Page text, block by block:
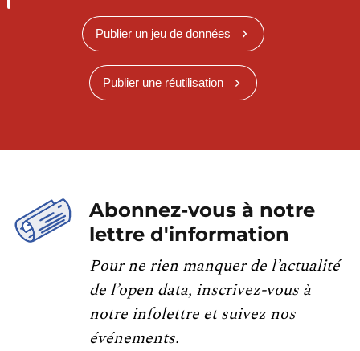
Publier un jeu de données
Publier une réutilisation
Abonnez-vous à notre
lettre d'information
Pour ne rien manquer de l’actualité
de l’open data, inscrivez-vous à
notre infolettre et suivez nos
événements.